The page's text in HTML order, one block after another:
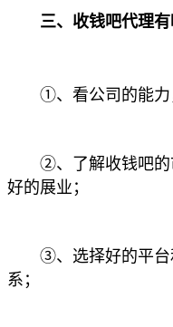
三、收钱吧代理有
①、看公司的能力，
②、了解收钱吧的
好的展业；
③、选择好的平台
系；